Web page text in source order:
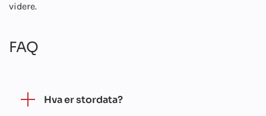
videre.
FAQ
Hva er stordata?